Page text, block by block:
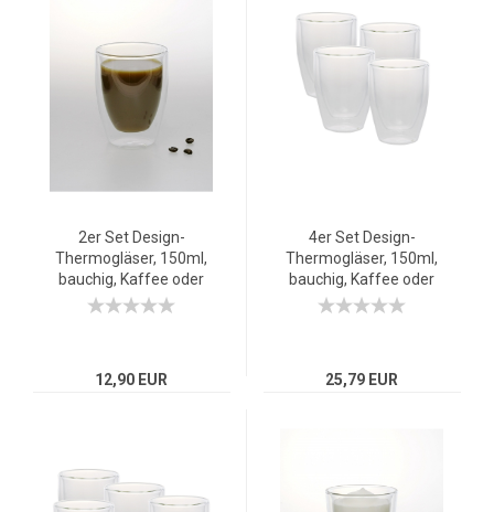
2er Set Design-
Thermogläser, 150ml,
bauchig, Kaffee oder
Tee, doppelwandiges
12,90 EUR
4er Set Design-
Thermogläser, 150ml,
bauchig, Kaffee oder
Tee, doppelwandiges
25,79 EUR